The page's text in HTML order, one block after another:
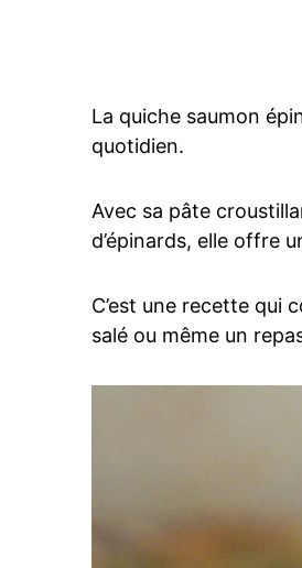
La quiche saumon
quotidien.
Avec sa pâte
d’épinards, elle offre
C’est une recette qui
salé ou même un